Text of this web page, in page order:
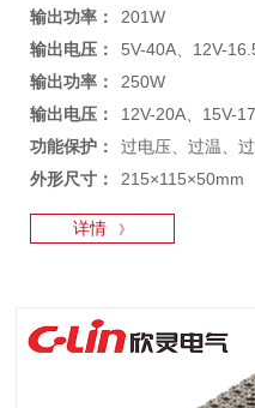
输出功率：
201W
输出电压：
5V-40A、12V-
输出功率：
250W
输出电压：
12V-20A、15V-
功能保护：
过电压、过温、过
外形尺寸：
215×115×50mm
详情 》